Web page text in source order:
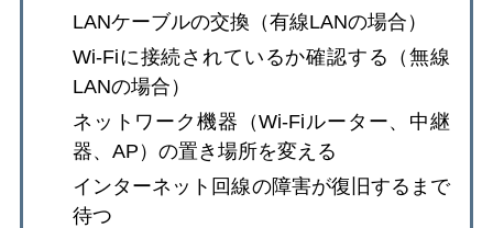
LANケーブルの交換（有線LANの場合）
Wi-Fiに接続されているか確認する（無線
LANの場合）
ネットワーク機器（Wi-Fiルーター、中継
器、AP）の置き場所を変える
インターネット回線の障害が復旧するまで
待つ